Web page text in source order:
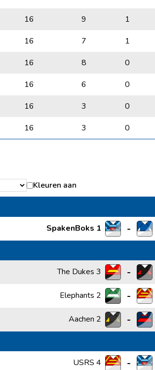
16 9 1
16 7 1
16 8 0
16 6 0
16 3 0
16 3 0
Kleuren aan
SpakenBoks 1 -
The Dukes 3 -
Elephants 2 -
Aachen 2 -
USRS 4 -